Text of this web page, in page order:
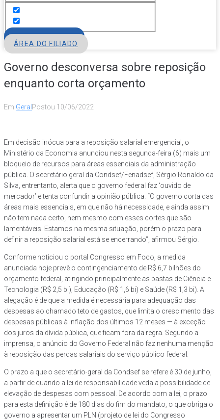
ÁREA DO FILIADO
Governo desconversa sobre reposição
enquanto corta orçamento
Em Geral Postou 10/06/2022
Em decisão inócua para a reposição salarial emergencial, o
Ministério da Economia anunciou nesta segunda-feira (6) mais um
bloqueio de recursos para áreas essenciais da administração
pública. O secretário geral da Condsef/Fenadsef, Sérgio Ronaldo da
Silva, entrentanto, alerta que o governo federal faz ‘ouvido de
mercador’ e tenta confundir a opinião pública. “O governo corta das
áreas mais essenciais, em que não há necessidade, e ainda assim
não tem nada certo, nem mesmo com esses cortes que são
lamentáveis. Estamos na mesma situação, porém o prazo para
definir a reposição salarial está se encerrando”, afirmou Sérgio.
Conforme noticiou o portal Congresso em Foco, a medida
anunciada hoje prevê o contingenciamento de R$ 6,7 bilhões do
orçamento federal, atingindo principalmente as pastas de Ciência e
Tecnologia (R$ 2,5 bi), Educação (R$ 1,6 bi) e Saúde (R$ 1,3 bi). A
alegação é de que a medida é necessária para adequação das
despesas ao chamado teto de gastos, que limita o crescimento das
despesas públicas à inflação dos últimos 12 meses — à exceção
dos juros da dívida pública, que ficam fora da regra. Segundo a
imprensa, o anúncio do Governo Federal não faz nenhuma menção
à reposição das perdas salariais do serviço público federal.
O prazo a que o secretário-geral da Condsef se refere é 30 de junho,
a partir de quando a lei de responsabilidade veda a possibilidade de
elevação de despesas com pessoal. De acordo com a lei, o prazo
para esta definição é de 180 dias do fim do mandato, o que obriga o
governo a apresentar um PLN (projeto de lei do Congresso